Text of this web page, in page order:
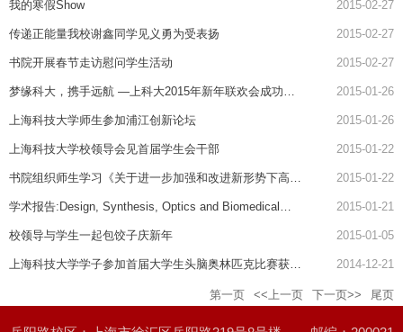
我的寒假Show 2015-02-27
传递正能量我校谢鑫同学见义勇为受表扬 2015-02-27
书院开展春节走访慰问学生活动 2015-02-27
梦缘科大，携手远航 —上科大2015年新年联欢会成功举
办
2015-01-26
上海科技大学师生参加浦江创新论坛 2015-01-26
上海科技大学校领导会见首届学生会干部 2015-01-22
书院组织师生学习《关于进一步加强和改进新形势下高校
宣传思想工作的意见》精神
2015-01-22
学术报告:Design, Synthesis, Optics and Biomedical
Applications of Plasmonically Coupled Nanostructures
2015-01-21
校领导与学生一起包饺子庆新年 2015-01-05
上海科技大学学子参加首届大学生头脑奥林匹克比赛获佳
2014-12-21
第一页 <<上一页 下一页>> 尾页